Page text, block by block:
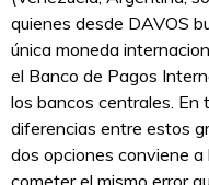
quienes desde DAVOS
única moneda
el Banco de Pagos
los bancos centrales. En
diferencias entre estos
dos opciones conviene a